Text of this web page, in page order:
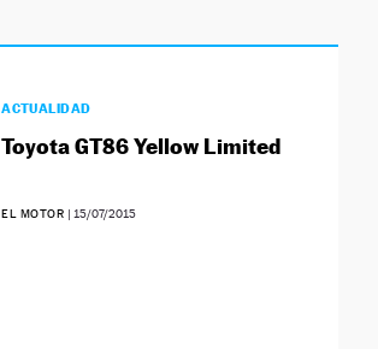
ACTUALIDAD
Toyota GT86 Yellow Limited
EL MOTOR | 15/07/2015